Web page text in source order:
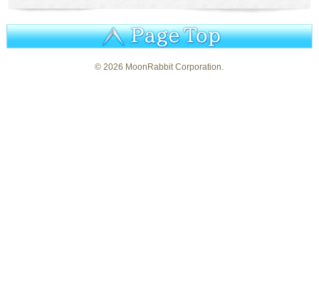
©2026 MoonRabbit Corporation.